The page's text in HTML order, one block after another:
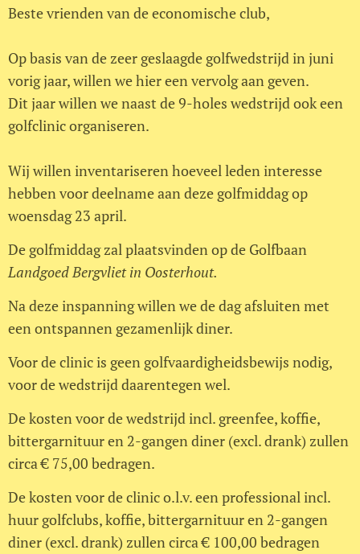
Beste vrienden van de economische club,
Op basis van de zeer geslaagde golfwedstrijd in juni
vorig jaar, willen we hier een vervolg aan geven.
Dit jaar willen we naast de 9-holes wedstrijd ook een
golfclinic organiseren.
Wij willen inventariseren hoeveel leden interesse
hebben voor deelname aan deze golfmiddag op
woensdag 23 april.
De golfmiddag zal plaatsvinden op de Golfbaan
Landgoed Bergvliet in Oosterhout.
Na deze inspanning willen we de dag afsluiten met
een ontspannen gezamenlijk diner.
Voor de clinic is geen golfvaardigheidsbewijs nodig,
voor de wedstrijd daarentegen wel.
De kosten voor de wedstrijd incl. greenfee, koffie,
bittergarnituur en 2-gangen diner (excl. drank) zullen
circa € 75,00 bedragen.
De kosten voor de clinic o.l.v. een professional incl.
huur golfclubs, koffie, bittergarnituur en 2-gangen
diner (excl. drank) zullen circa € 100,00 bedragen